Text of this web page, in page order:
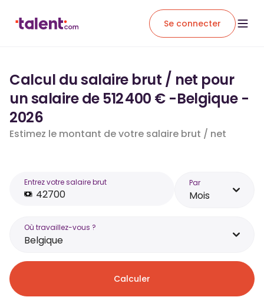
Se connecter
Calcul du salaire brut / net pour
un salaire de 512 400 € -Belgique -
2026
Estimez le montant de votre salaire brut / net
Entrez votre salaire brut Par
Mois
Où travaillez-vous ?
Belgique
Calculer